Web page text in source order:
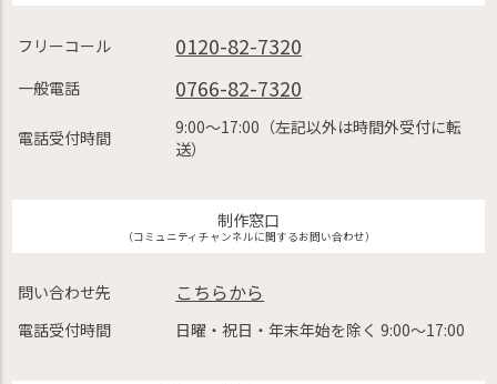
フリーコール 0120-82-7320
一般電話 0766-82-7320
電話受付時間
9:00〜17:00（左記以外は時間外受付に転
送）
制作窓口
（コミュニティチャンネルに関するお問い合わせ）
問い合わせ先 こちらから
電話受付時間 日曜・祝日・年末年始を除く 9:00〜17:00